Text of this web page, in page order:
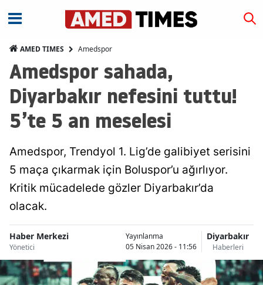
AMED TIMES Amedspor
Amedspor sahada,
Diyarbakır nefesini tuttu!
5’te 5 an meselesi
Amedspor, Trendyol 1. Lig’de galibiyet serisini
5 maça çıkarmak için Boluspor’u ağırlıyor.
Kritik mücadelede gözler Diyarbakır’da
olacak.
Haber Merkezi
Yönetici
Yayınlanma
05 Nisan 2026 - 11:56
Diyarbakır
Haberleri